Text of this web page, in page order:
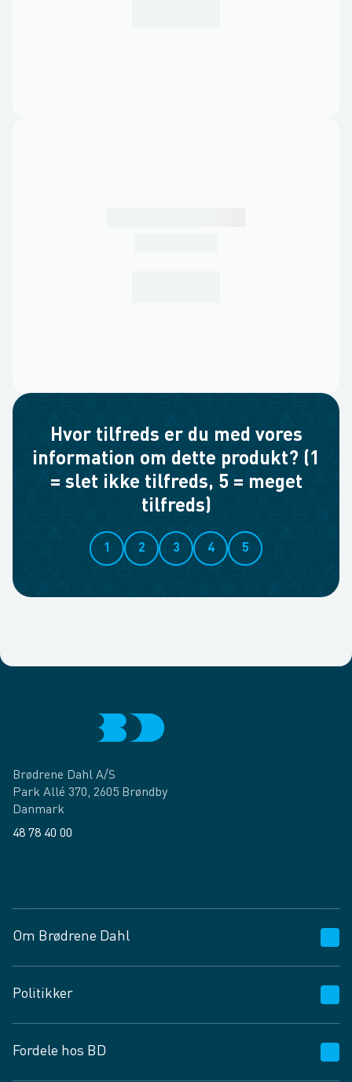
Hvor tilfreds er du med vores
information om dette produkt? (1
= slet ikke tilfreds, 5 = meget
tilfreds)
1 2 3 4 5
Brødrene Dahl A/S
Park Allé 370, 2605 Brøndby
Danmark
48 78 40 00
Om Brødrene Dahl
Vagttelefon 30 10 89 89
Spørgsmål og svar
Job og karriere
Politikker
Privatlivspolitik
Fordele hos BD